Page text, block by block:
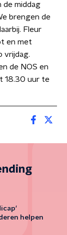
de middag
brengen de
Fleur
en met
vrijdag.
de NOS en
18.30 uur te
helpen